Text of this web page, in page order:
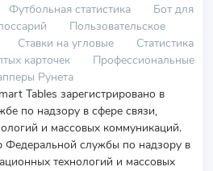
Футбольная статистика
Бот для
Пользовательское
Ставки на угловые
Статистика
карточек
Профессиональные
Рунета
Tables зарегистрировано в
по надзору в сфере связи,
и массовых коммуникаций.
Федеральной службы по надзору в
технологий и массовых